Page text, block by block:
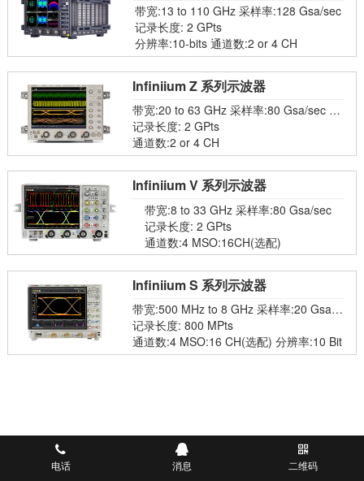
带宽:13 to 110 GHz 采样率:128 Gsa/sec
记录长度: 2 GPts
分辨率:10-bits 通道数:2 or 4 CH
Infiniium Z 系列示波器
带宽:20 to 63 GHz 采样率:80 Gsa/sec 至
160 Gsa/sec
记录长度: 2 GPts
通道数:2 or 4 CH
Infiniium V 系列示波器
带宽:8 to 33 GHz 采样率:80 Gsa/sec
记录长度: 2 GPts
通道数:4 MSO:16CH(选配)
Infiniium S 系列示波器
带宽:500 MHz to 8 GHz 采样率:20 Gsa/s
ec
记录长度: 800 MPts
通道数:4 MSO:16 CH(选配) 分辨率:10 Bit
电话 消息 二维码